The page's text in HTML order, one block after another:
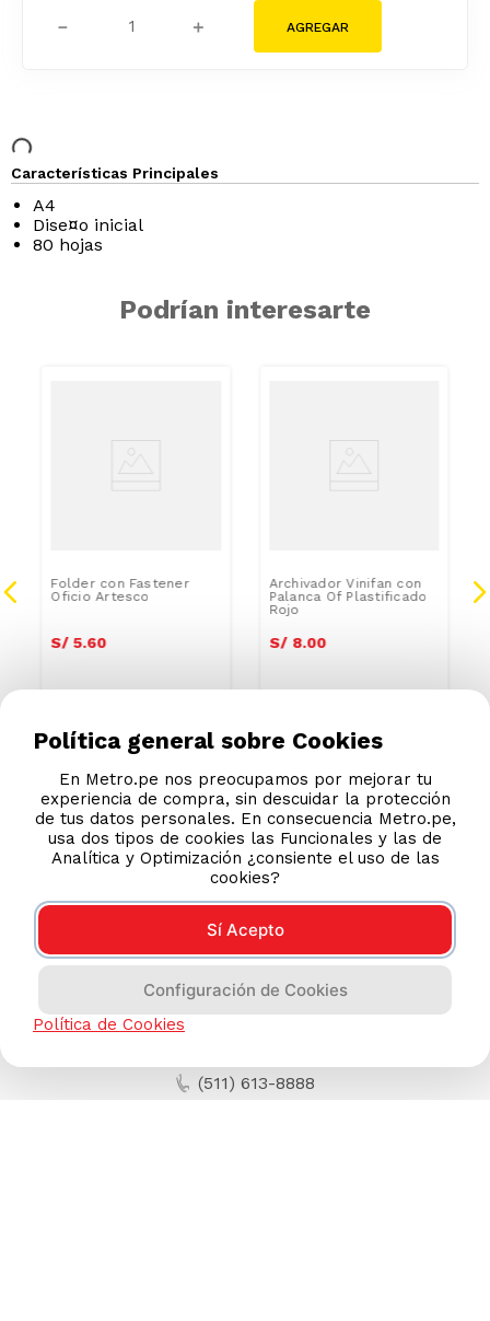
＋
－
Características Principales
A4
Dise¤o inicial
80 hojas
Podrían interesarte
Folder con Fastener
Oficio Artesco
S/ 5.60
Archivador Vinifan con
Palanca Of Plastificado
Rojo
S/ 8.00
(511) 613-8888
Política general sobre Cookies
En Metro.pe nos preocupamos por mejorar tu
experiencia de compra, sin descuidar la protección
de tus datos personales. En consecuencia Metro.pe,
usa dos tipos de cookies las Funcionales y las de
Analítica y Optimización ¿consiente el uso de las
cookies?
Sí Acepto
Configuración de Cookies
Política de Cookies